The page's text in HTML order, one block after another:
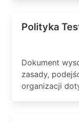
Polityka
Dokument
zasady,
organizacji